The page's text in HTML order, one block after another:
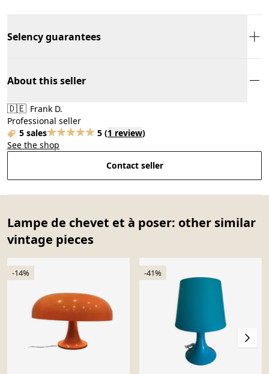
Selency guarantees
About this seller
🇩🇪 Frank D.
Professional seller
5 sales
5 (1 review)
See the shop
Contact seller
Lampe de chevet et à poser: other similar
vintage pieces
-14% -41%